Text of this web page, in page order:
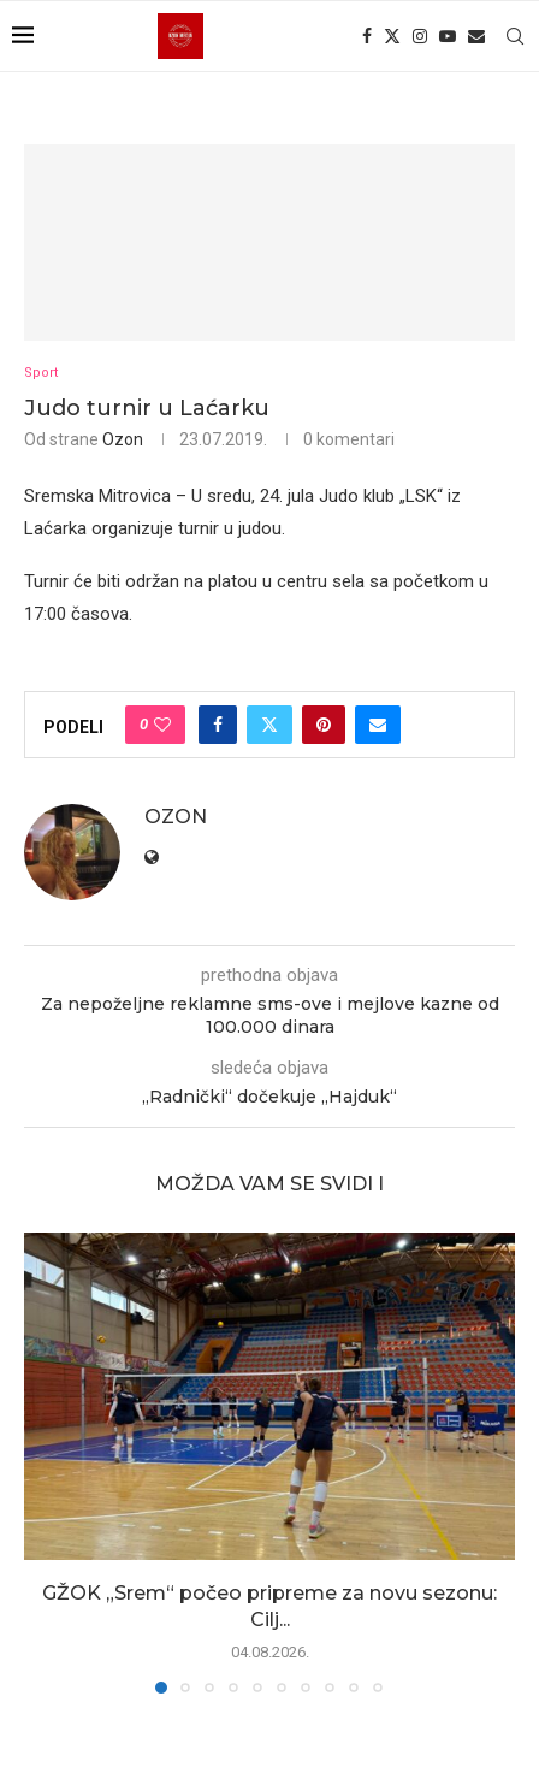
Sport
Judo turnir u Laćarku
Od strane Ozon 23.07.2019. 0 komentari
Sremska Mitrovica – U sredu, 24. jula Judo klub „LSK“ iz
Laćarka organizuje turnir u judou.
Turnir će biti održan na platou u centru sela sa početkom u
17:00 časova.
PODELI 0
OZON
prethodna objava
Za nepoželjne reklamne sms-ove i mejlove kazne od
100.000 dinara
sledeća objava
„Radnički“ dočekuje „Hajduk“
MOŽDA VAM SE SVIDI I
GŽOK „Srem“ počeo pripreme za novu sezonu:
Cilj...
04.08.2026.